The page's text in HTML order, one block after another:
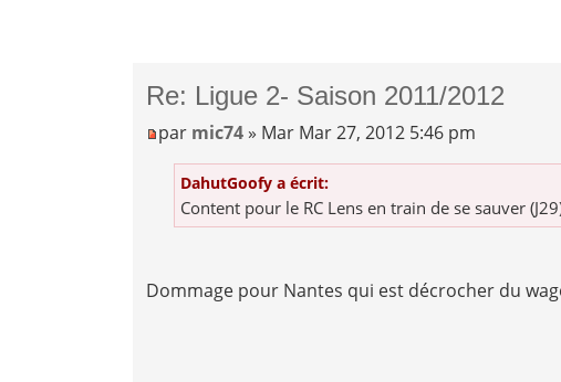
Re: Ligue 2- Saison 2011/2012
par mic74 » Mar Mar 27, 2012 5:46 pm
DahutGoofy a écrit:
Content pour le RC Lens en train de se sauver
Dommage pour Nantes qui est décrocher du